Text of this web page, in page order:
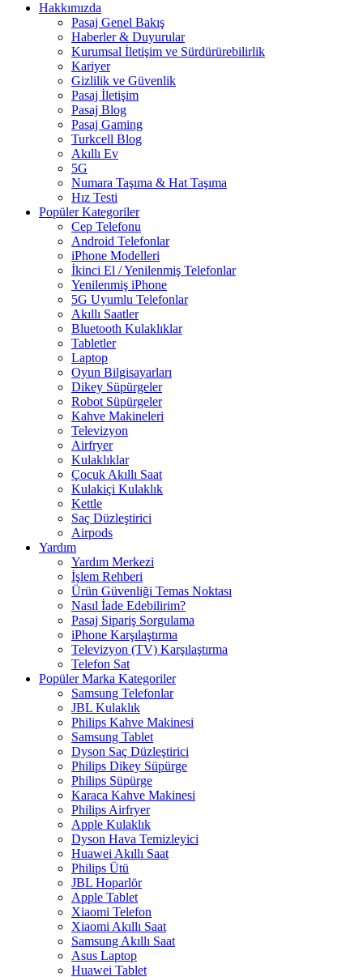
Hakkımızda
Pasaj Genel Bakış
Haberler & Duyurular
Kurumsal İletişim ve Sürdürürebilirlik
Kariyer
Gizlilik ve Güvenlik
Pasaj İletişim
Pasaj Blog
Pasaj Gaming
Turkcell Blog
Akıllı Ev
5G
Numara Taşıma & Hat Taşıma
Hız Testi
Popüler Kategoriler
Cep Telefonu
Android Telefonlar
iPhone Modelleri
İkinci El / Yenilenmiş Telefonlar
Yenilenmiş iPhone
5G Uyumlu Telefonlar
Akıllı Saatler
Bluetooth Kulaklıklar
Tabletler
Laptop
Oyun Bilgisayarları
Dikey Süpürgeler
Robot Süpürgeler
Kahve Makineleri
Televizyon
Airfryer
Kulaklıklar
Çocuk Akıllı Saat
Kulakiçi Kulaklık
Kettle
Saç Düzleştirici
Airpods
Yardım
Yardım Merkezi
İşlem Rehberi
Ürün Güvenliği Temas Noktası
Nasıl İade Edebilirim?
Pasaj Sipariş Sorgulama
iPhone Karşılaştırma
Televizyon (TV) Karşılaştırma
Telefon Sat
Popüler Marka Kategoriler
Samsung Telefonlar
JBL Kulaklık
Philips Kahve Makinesi
Samsung Tablet
Dyson Saç Düzleştirici
Philips Dikey Süpürge
Philips Süpürge
Karaca Kahve Makinesi
Philips Airfryer
Apple Kulaklık
Dyson Hava Temizleyici
Huawei Akıllı Saat
Philips Ütü
JBL Hoparlör
Apple Tablet
Xiaomi Telefon
Xiaomi Akıllı Saat
Samsung Akıllı Saat
Asus Laptop
Huawei Tablet